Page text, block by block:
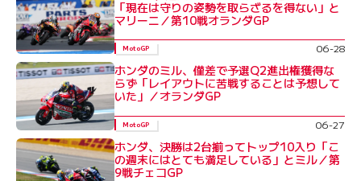
「現在は守りの姿勢を取らざるを得ない」と
マリーニ／第10戦オランダGP
MotoGP 06-28
ホンダのミル、僅差で予選Q2進出権獲得な
らず「レイアウトに苦戦することは予想して
いた」／オランダGP
MotoGP 06-27
ホンダ、決勝は2台揃ってトップ10入り「こ
の週末にはとても満足している」とミル／第
9戦チェコGP